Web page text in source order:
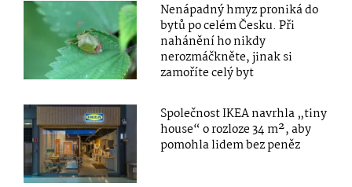
Nenápadný hmyz proniká do
bytů po celém Česku. Při
nahánění ho nikdy
nerozmáčkněte, jinak si
zamoříte celý byt
Společnost IKEA navrhla „tiny
house“ o rozloze 34 m², aby
pomohla lidem bez peněz